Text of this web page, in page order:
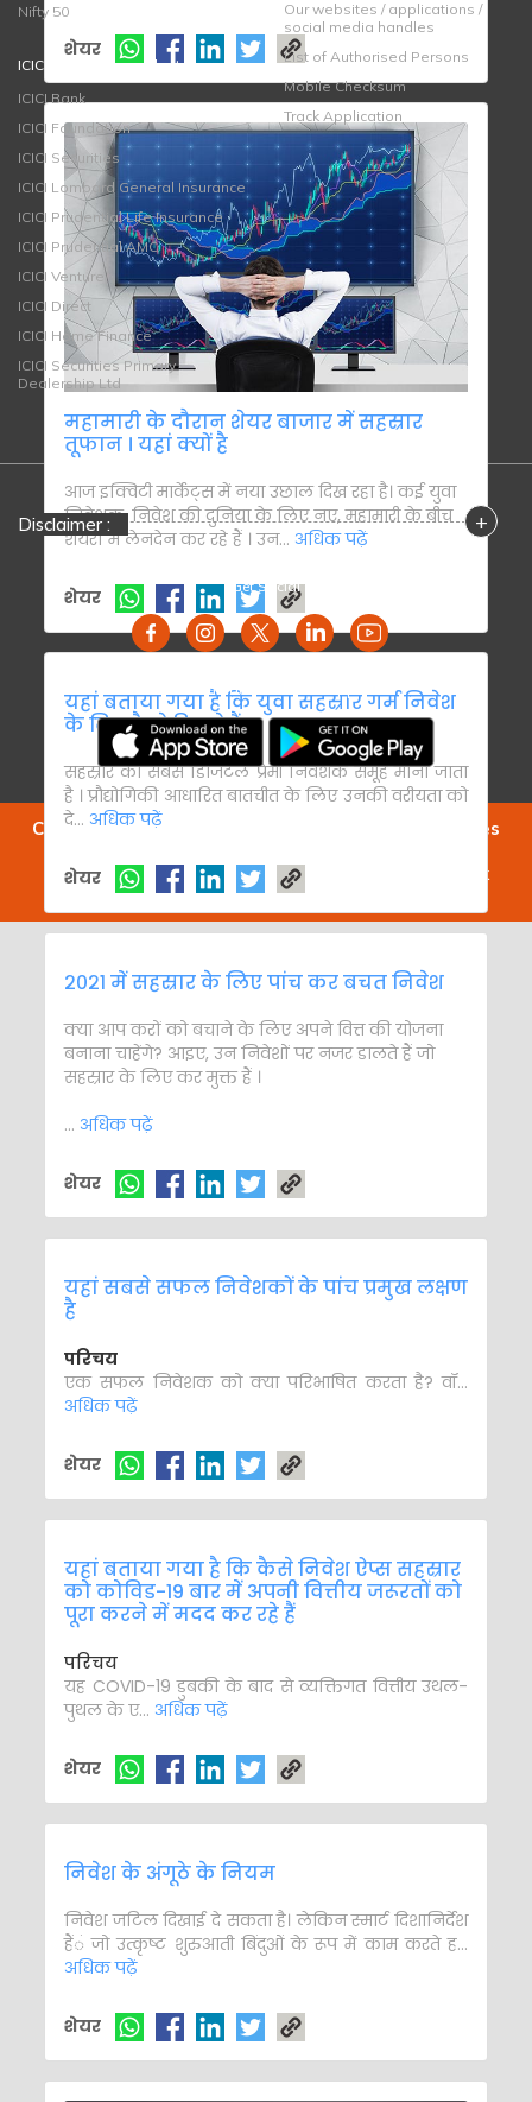
शेयर
महामारी के दौरान शेयर बाजार में सहस्रार
तूफान । यहां क्यों है
आज इक्विटी मार्केट्स में नया उछाल दिख रहा है। कई युवा
निवेशक, निवेश की दुनिया के लिए नए, महामारी के बीच
शेयरों में लेनदेन कर रहे हैं । उन... अधिक पढ़ें
शेयर
यहां बताया गया है कि युवा सहस्रार गर्म निवेश
के लिए कैसे दिखते हैं
सहस्रार को सबसे डिजिटल प्रेमी निवेशक समूह माना जाता
है । प्रौद्योगिकी आधारित बातचीत के लिए उनकी वरीयता को
दे... अधिक पढ़ें
शेयर
२०२१ में सहस्रार के लिए पांच कर बचत निवेश
क्या आप करों को बचाने के लिए अपने वित्त की योजना
बनाना चाहेंगे? आइए, उन निवेशों पर नजर डालते हैं जो
सहस्रार के लिए कर मुक्त हैं ।
... अधिक पढ़ें
शेयर
यहां सबसे सफल निवेशकों के पांच प्रमुख लक्षण
है
परिचय
एक सफल निवेशक को क्या परिभाषित करता है? वॉ...
अधिक पढ़ें
शेयर
यहां बताया गया है कि कैसे निवेश ऐप्स सहस्रार
को कोविड-19 बार में अपनी वित्तीय जरूरतों को
पूरा करने में मदद कर रहे हैं
परिचय
यह COVID-19 डुबकी के बाद से व्यक्तिगत वित्तीय उथल-
पुथल के ए... अधिक पढ़ें
शेयर
निवेश के अंगूठे के नियम
निवेश जटिल दिखाई दे सकता है। लेकिन स्मार्ट दिशानिर्देश
हैं जो उत्कृष्ट शुरुआती बिंदुओं के रूप में काम करते ह...
अधिक पढ़ें
शेयर
Nifty 50
ICICI Bank Group websites
ICICI Bank
ICICI Foundation
ICICI Securities
ICICI Lombard General Insurance
ICICI Prudential Life Insurance
ICICI Prudential AMC
ICICI Venture
ICICI Direct
ICICI Home Finance
ICICI Securities Primary
Dealership Ltd
Our websites / applications /
social media handles
List of Authorised Persons
Mobile Checksum
Track Application
Disclaimer : +
Get Social
Download ICICI Direct App
Copyright© 2022. All rights Reserved. ICICI Securities
concerned mark has been applied for by ICICI Bank
Limited.